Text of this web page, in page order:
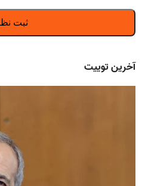
آخرین توییت